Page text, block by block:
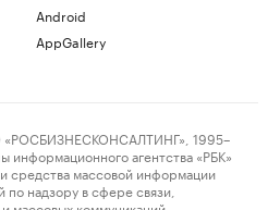
Android
AppGallery
1995–
агентства «РБК»
средства массовой информации
надзору в сфере связи,